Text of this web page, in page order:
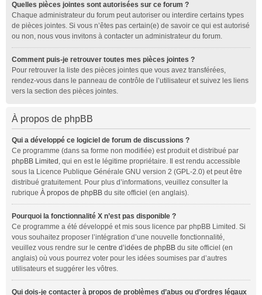
Quelles pièces jointes sont autorisées sur ce forum ?
Chaque administrateur du forum peut autoriser ou interdire certains types
de pièces jointes. Si vous n’êtes pas certain(e) de savoir ce qui est autorisé
ou non, nous vous invitons à contacter un administrateur du forum.
Comment puis-je retrouver toutes mes pièces jointes ?
Pour retrouver la liste des pièces jointes que vous avez transférées,
rendez-vous dans le panneau de contrôle de l’utilisateur et suivez les liens
vers la section des pièces jointes.
À propos de phpBB
Qui a développé ce logiciel de forum de discussions ?
Ce programme (dans sa forme non modifiée) est produit et distribué par
phpBB Limited , qui en est le légitime propriétaire. Il est rendu accessible
sous la Licence Publique Générale GNU version 2 (GPL-2.0) et peut être
distribué gratuitement. Pour plus d’informations, veuillez consulter la
rubrique À propos de phpBB du site officiel (en anglais).
Pourquoi la fonctionnalité X n’est pas disponible ?
Ce programme a été développé et mis sous licence par phpBB Limited. Si
vous souhaitez proposer l’intégration d’une nouvelle fonctionnalité,
veuillez vous rendre sur le centre d’idées de phpBB du site officiel (en
anglais) où vous pourrez voter pour les idées soumises par d’autres
utilisateurs et suggérer les vôtres.
Qui dois-je contacter à propos de problèmes d’abus ou d’ordres légaux